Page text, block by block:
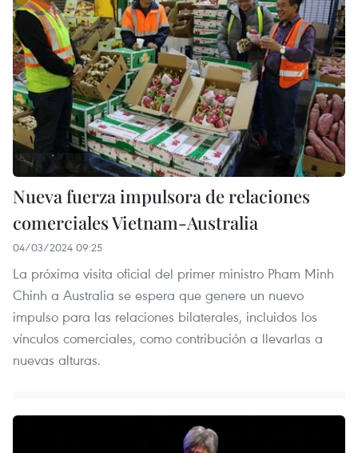
Nueva fuerza impulsora de relaciones
comerciales Vietnam-Australia
04/03/2024 09:25
La próxima visita oficial del primer ministro Pham Minh
Chinh a Australia se espera que genere un nuevo
impulso para las relaciones bilaterales, incluidos los
vínculos comerciales, como contribución a llevarlas a
nuevas alturas.